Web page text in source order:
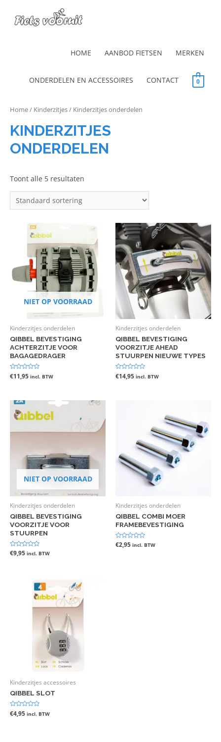
HOME AANBOD FIETSEN MERKEN
ONDERDELEN EN ACCESSOIRES CONTACT 0
Home/ Kinderzitjes/ Kinderzitjes onderdelen
KINDERZITJES
ONDERDELEN
Toont alle 5 resultaten
NIET OP VOORRAAD
Kinderzitjes onderdelen
QIBBEL BEVESTIGING
ACHTERZITJE VOOR
BAGAGEDRAGER
Gewaardeerd
0
€11,95 incl. BTW
Kinderzitjes onderdelen
QIBBEL BEVESTIGING
VOORZITJE AHEAD
STUURPEN NIEUWE TYPES
Gewaardeerd
0
€14,95 incl. BTW
NIET OP VOORRAAD
Kinderzitjes onderdelen
QIBBEL BEVESTIGING
VOORZITJE VOOR
STUURPEN
Gewaardeerd
0
€9,95 incl. BTW
Kinderzitjes onderdelen
QIBBEL COMBI MOER
FRAMEBEVESTIGING
Gewaardeerd
0
€2,95 incl. BTW
Kinderzitjes accessoires
QIBBEL SLOT
Gewaardeerd
0
€4,95 incl. BTW